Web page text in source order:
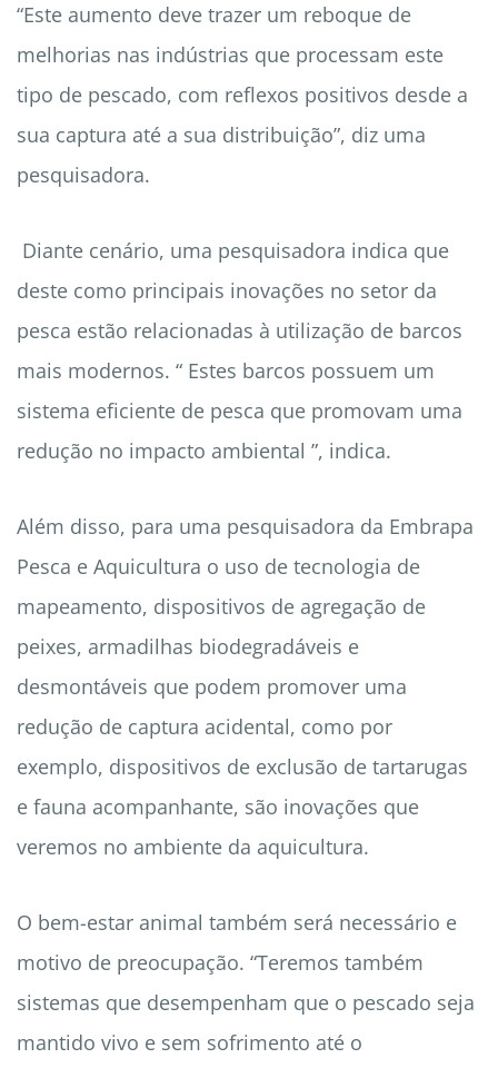
“Este aumento deve trazer um reboque de
melhorias nas indústrias que processam este
tipo de pescado, com reflexos positivos desde a
sua captura até a sua distribuição”, diz uma
pesquisadora.
Diante cenário, uma pesquisadora indica que
deste como principais inovações no setor da
pesca estão relacionadas à utilização de barcos
mais modernos. “ Estes barcos possuem um
sistema eficiente de pesca que promovam uma
redução no impacto ambiental ”, indica.
Além disso, para uma pesquisadora da Embrapa
Pesca e Aquicultura o uso de tecnologia de
mapeamento, dispositivos de agregação de
peixes, armadilhas biodegradáveis ​​e
desmontáveis ​​que podem promover uma
redução de captura acidental, como por
exemplo, dispositivos de exclusão de tartarugas
e fauna acompanhante, são inovações que
veremos no ambiente da aquicultura.
O bem-estar animal também será necessário e
motivo de preocupação. “Teremos também
sistemas que desempenham que o pescado seja
mantido vivo e sem sofrimento até o